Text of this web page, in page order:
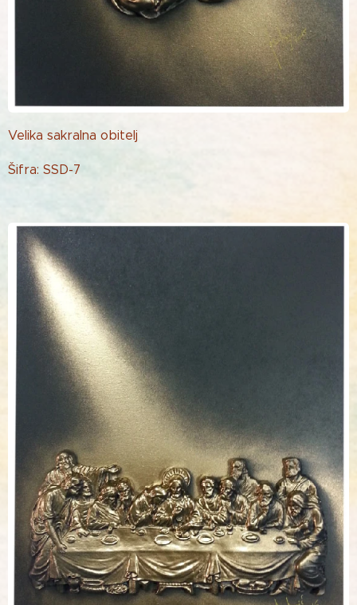
Velika sakralna obitelj
Šifra: SSD-7